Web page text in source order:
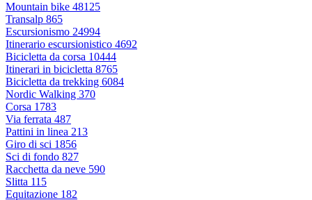
Mountain bike 48125
Transalp 865
Escursionismo 24994
Itinerario escursionistico 4692
Bicicletta da corsa 10444
Itinerari in bicicletta 8765
Bicicletta da trekking 6084
Nordic Walking 370
Corsa 1783
Via ferrata 487
Pattini in linea 213
Giro di sci 1856
Sci di fondo 827
Racchetta da neve 590
Slitta 115
Equitazione 182